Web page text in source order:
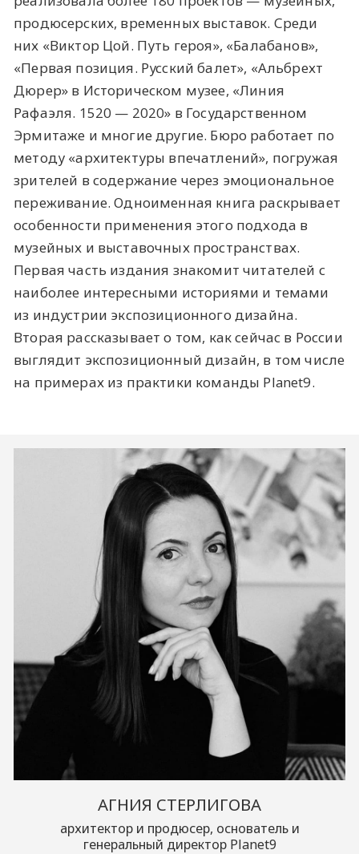
продюсерских, временных выставок. Среди
них «Виктор Цой. Путь героя», «Балабанов»,
«Первая позиция. Русский балет», «Альбрехт
Дюрер» в Историческом музее, «Линия
Рафаэля. 1520 — 2020» в Государственном
Эрмитаже и многие другие. Бюро работает по
методу «архитектуры впечатлений», погружая
зрителей в содержание через эмоциональное
переживание. Одноименная книга раскрывает
особенности применения этого подхода в
музейных и выставочных пространствах.
Первая часть издания знакомит читателей с
наиболее интересными историями и темами
из индустрии экспозиционного дизайна.
Вторая рассказывает о том, как сейчас в России
выглядит экспозиционный дизайн, в том числе
на примерах из практики команды Planet9.
АГНИЯ СТЕРЛИГОВА
архитектор и продюсер, основатель и
генеральный директор Planet9